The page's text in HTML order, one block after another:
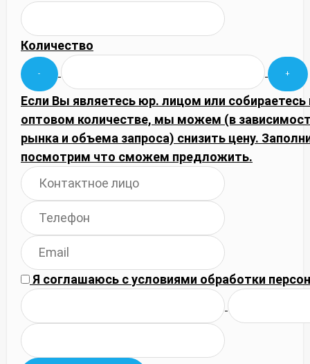
Количество
Если Вы являетесь юр. лицом или собираетесь
оптовом количестве, мы можем (в
рынка и объема запроса) снизить цену.
посмотрим что сможем предложить.
Я соглашаюсь сусловиями обработки